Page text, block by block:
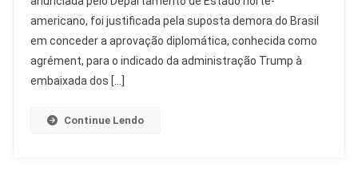
EUA
Gera
Repúdio
americano, foi justificada pela suposta demora do Brasil
em conceder a aprovação diplomática, conhecida como
agrément, para o indicado da administração Trump à
embaixada dos […]
Continue Lendo